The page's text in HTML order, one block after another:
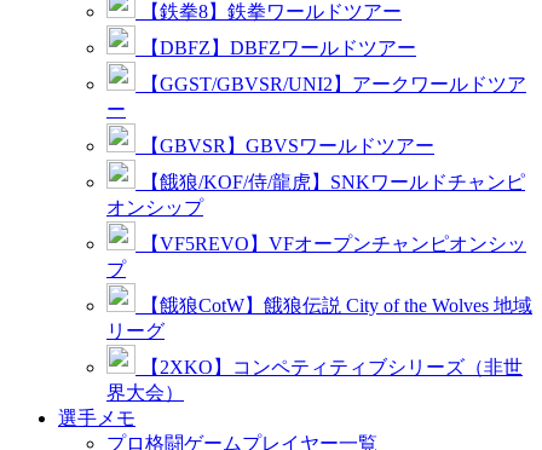
【鉄拳8】鉄拳ワールドツアー
【DBFZ】DBFZワールドツアー
【GGST/GBVSR/UNI2】アークワールドツア
ー
【GBVSR】GBVSワールドツアー
【餓狼/KOF/侍/龍虎】SNKワールドチャンピ
オンシップ
【VF5REVO】VFオープンチャンピオンシッ
プ
【餓狼CotW】餓狼伝説 City of the Wolves 地域
リーグ
【2XKO】コンペティティブシリーズ（非世
界大会）
選手メモ
プロ格闘ゲームプレイヤー一覧